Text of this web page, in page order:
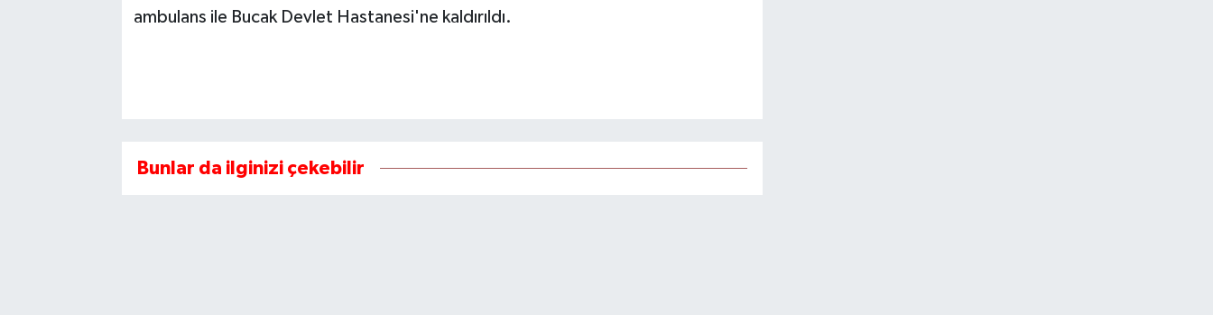
ambulans ile Bucak Devlet Hastanesi'ne kaldırıldı.
Bunlar da ilginizi çekebilir